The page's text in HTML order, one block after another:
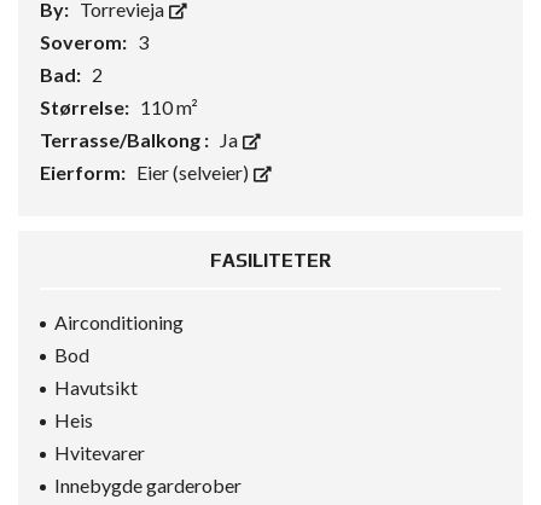
By: Torrevieja
Soverom: 3
Bad: 2
Størrelse: 110 m²
Terrasse/Balkong : Ja
Eierform: Eier (selveier)
FASILITETER
Airconditioning
Bod
Havutsikt
Heis
Hvitevarer
Innebygde garderober